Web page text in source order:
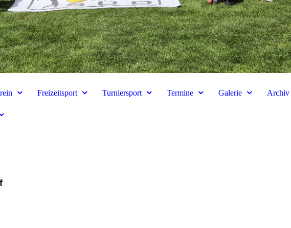
Freizeitsport Turniersport Termine Galerie Archiv